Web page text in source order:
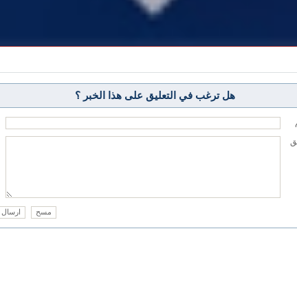
هل ترغب في التعليق على هذا الخبر ؟